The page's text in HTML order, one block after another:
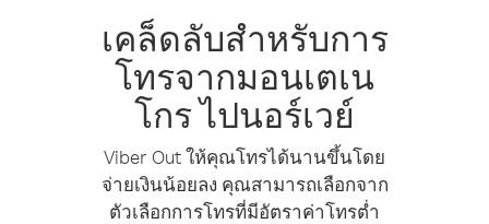
เคล็ดลับสำหรับการ
โทรจากมอนเตเน
โกร ไปนอร์เวย์
Viber Out ให้คุณโทรได้นานขึ้นโดย
จ่ายเงินน้อยลง คุณสามารถเลือกจาก
ตัวเลือกการโทรที่มีอัตราค่าโทรต่ำ